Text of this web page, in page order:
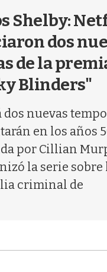
Shelby:
dos
de la
Blinders"
dos nuevas
en los años
por Cillian
la serie sobre
criminal de